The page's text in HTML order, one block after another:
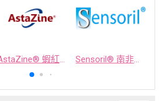
AstaZine® 蝦紅素 Sensoril® 南非醉茄萃取物